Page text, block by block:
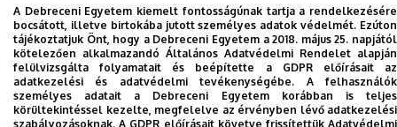
Épület, emelet, szobaszám Forest Center, 1. emelet
Dolgozói adatmódosítás igénylése a DE
A Debreceni Egyetem kiemelt fontosságúnak tartja a rendelkezésére
bocsátott, illetve birtokába jutott személyes adatok védelmét. Ezúton
tájékoztatjuk Önt, hogy a Debreceni Egyetem a 2018. május 25. napjától
kötelezően alkalmazandó Általános Adatvédelmi Rendelet alapján
felülvizsgálta folyamatait és beépítette a GDPR előírásait az
adatkezelési és adatvédelmi tevékenységébe. A felhasználók
személyes adatait a Debreceni Egyetem korábban is teljes
körültekintéssel kezelte, megfelelve az érvényben lévő adatkezelési
szabályozásoknak. A GDPR előírásait követve frissítettük Adatvédelmi